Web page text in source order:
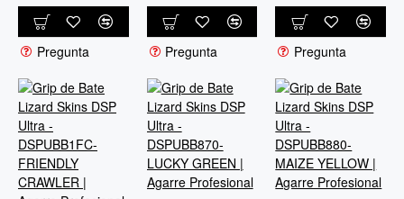
Pregunta Pregunta Pregunta